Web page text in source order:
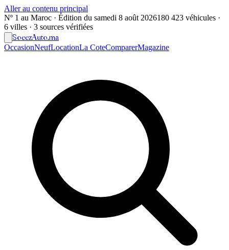
Aller au contenu principal
Nº 1 au Maroc · Édition du samedi 8 août 2026180 423 véhicules ·
6 villes · 3 sources vérifiées
SoeezAuto.ma
OccasionNeufLocationLa CoteComparerMagazine